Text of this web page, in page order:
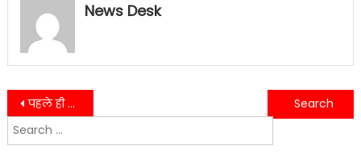
News Desk
Post
navigation
पहले ही प्रयास में एएफकैट परीक्षा में सफल हुईं नैनीताल की नंदिनी जोशी….
खटीमा में मुख्यमंत्री ने यूपीएससी में सफल अभ्यर्थियों से की मुलाकात….
Search
for: